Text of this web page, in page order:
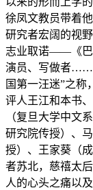
徐凤文教员带着
研究者宏阔的视
志业取诺——《巴
演员、写做者……
国第一汪迷”之称
评人王江和本书
（复旦大学中文
研究院传授）、
授）、王家葵（
者苏北，慈禧太
人的心头之痛以